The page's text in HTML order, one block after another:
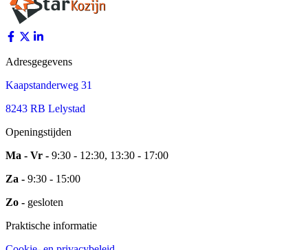
Adresgegevens
Kaapstanderweg 31
8243 RB Lelystad
Openingstijden
Ma - Vr - 9:30 - 12:30, 13:30 - 17:00
Za - 9:30 - 15:00
Zo - gesloten
Praktische informatie